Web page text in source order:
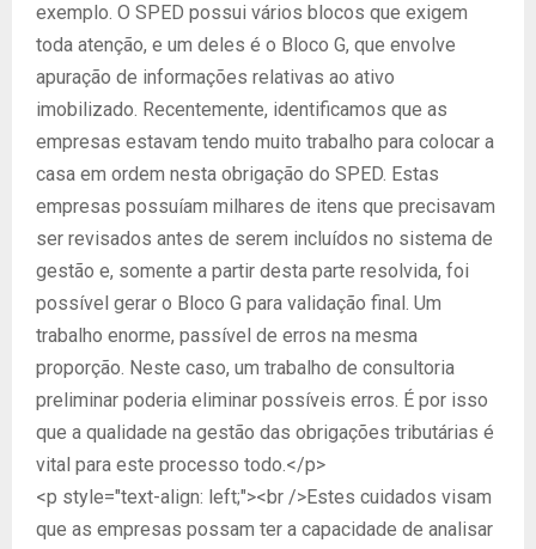
exemplo. O SPED possui vários blocos que exigem
toda atenção, e um deles é o Bloco G, que envolve
apuração de informações relativas ao ativo
imobilizado. Recentemente, identificamos que as
empresas estavam tendo muito trabalho para colocar a
casa em ordem nesta obrigação do SPED. Estas
empresas possuíam milhares de itens que precisavam
ser revisados antes de serem incluídos no sistema de
gestão e, somente a partir desta parte resolvida, foi
possível gerar o Bloco G para validação final. Um
trabalho enorme, passível de erros na mesma
proporção. Neste caso, um trabalho de consultoria
preliminar poderia eliminar possíveis erros. É por isso
que a qualidade na gestão das obrigações tributárias é
vital para este processo todo.</p>
<p style="text-align: left;"><br />Estes cuidados visam
que as empresas possam ter a capacidade de analisar